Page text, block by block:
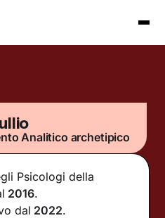
Analitico archetipico
Psicologi della
2016.
dal 2022.